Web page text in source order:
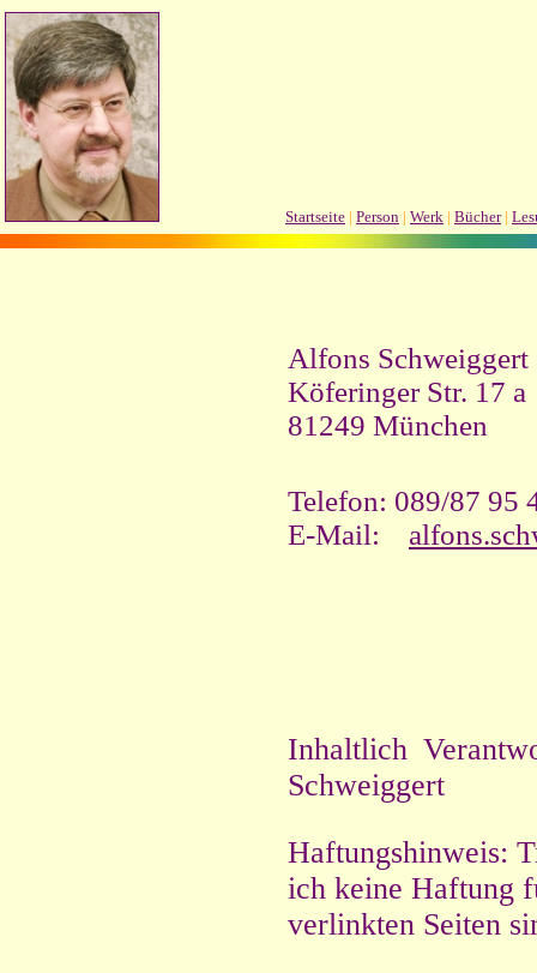
Startseite | Person | Werk | Bücher|
Alfons Schweiggert
Köferinger Str. 17 a
81249 München
Telefon: 089/87 95
E-Mail:
Inhaltlich
Schweiggert
Haftungshinweis:
ich keine Haftung
verlinkten Seiten